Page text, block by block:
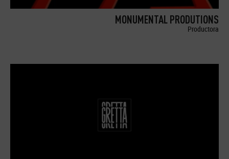
MONUMENTAL PRODUTIONS
Productora